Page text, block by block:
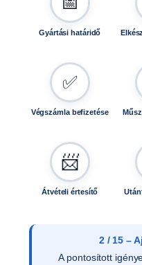
Gyártási határidő
✅
Végszámla befizetése
📨
Átvételi értesítő
2 / 15 –
A pontosított